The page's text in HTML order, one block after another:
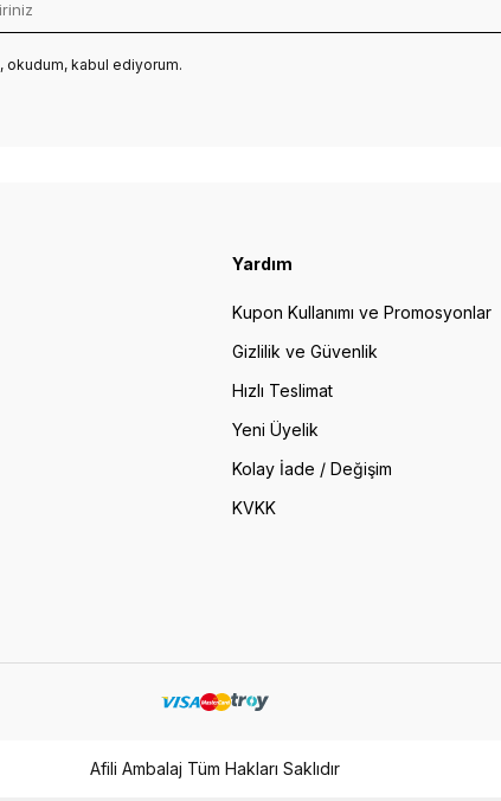
, okudum, kabul ediyorum.
Yardım
Kupon Kullanımı ve Promosyonlar
Gizlilik ve Güvenlik
Hızlı Teslimat
Yeni Üyelik
Kolay İade / Değişim
KVKK
Afili Ambalaj Tüm Hakları Saklıdır